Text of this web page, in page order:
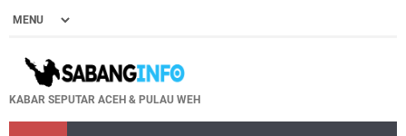
KABAR SEPUTAR ACEH & PULAU WEH